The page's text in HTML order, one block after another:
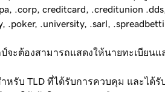
.corp, creditcard, .creditunion
.poker, .university, .sarl,
ะต้องสามารถแสดงให้นายทะเบียน
หรับ TLD ที่ได้รับการควบคุม และได้